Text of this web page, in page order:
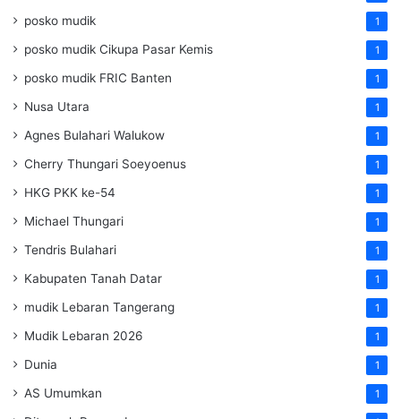
posko mudik 1
posko mudik Cikupa Pasar Kemis 1
posko mudik FRIC Banten 1
Nusa Utara 1
Agnes Bulahari Walukow 1
Cherry Thungari Soeyoenus 1
HKG PKK ke-54 1
Michael Thungari 1
Tendris Bulahari 1
Kabupaten Tanah Datar 1
mudik Lebaran Tangerang 1
Mudik Lebaran 2026 1
Dunia 1
AS Umumkan 1